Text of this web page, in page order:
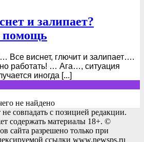
и залипает?
помощь
Все виснет, глючит и залипает….
работать! … Ага…, ситуация
иногда [...]
не найдено
совпадать с позицией редакции.
содержать материалы 18+. ©
сайта разрешено только при
ссылки www.newsps.ru